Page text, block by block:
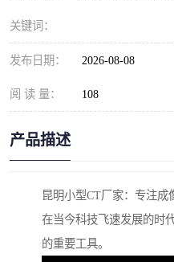
关键词：
发布日期： 2026-08-08
阅 读 量： 108
产品描述
昆明小型CT厂家：专注成
在当今科技飞速发展的时
的重要工具。